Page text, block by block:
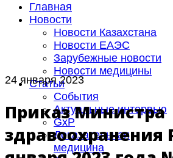
Главная
Новости
Новости Казахстана
Новости ЕАЭС
Зарубежные новости
Новости медицины
Статьи
События
Актуальные интервью
GxP
Доказательная
медицина
24 января 2023
Приказ Министра
здравоохранения